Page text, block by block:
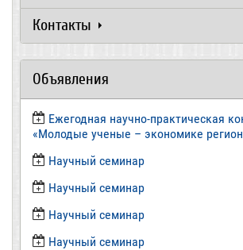
Контакты
Объявления
Ежегодная научно-практическая
«Молодые ученые – экономике
​Научный семинар
​Научный семинар
Научный семинар
​Научный семинар